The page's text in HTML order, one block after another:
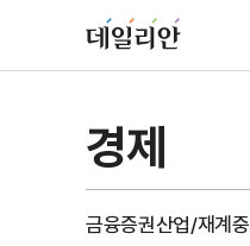
경제
금융증권산업/재계